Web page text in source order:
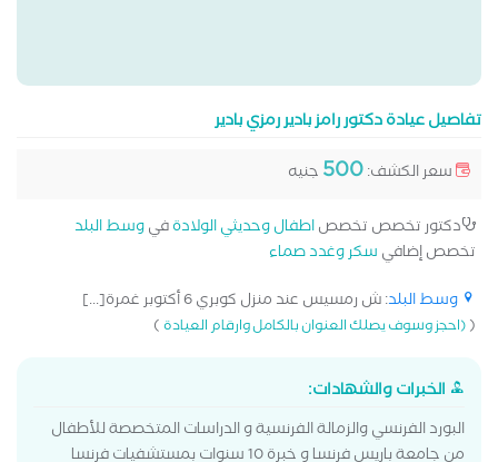
تفاصيل عيادة دكتور رامز بادير رمزي بادير
سعر الكشف:500 جنيه
دكتور تخصص تخصصاطفال وحديثي الولادةفيوسط البلد
تخصص إضافي سكر وغدد صماء
وسط البلد: ش رمسيس عند منزل كوبري 6 أكتوبر غمرة[...]
((احجز وسوف يصلك العنوان بالكامل وارقام العيادة)
الخبرات والشهادات:
البورد الفرنسي والزمالة الفرنسية و الدراسات المتخصصة للأطفال
من جامعة باريس فرنسا و خبرة 10 سنوات بمستشفيات فرنسا